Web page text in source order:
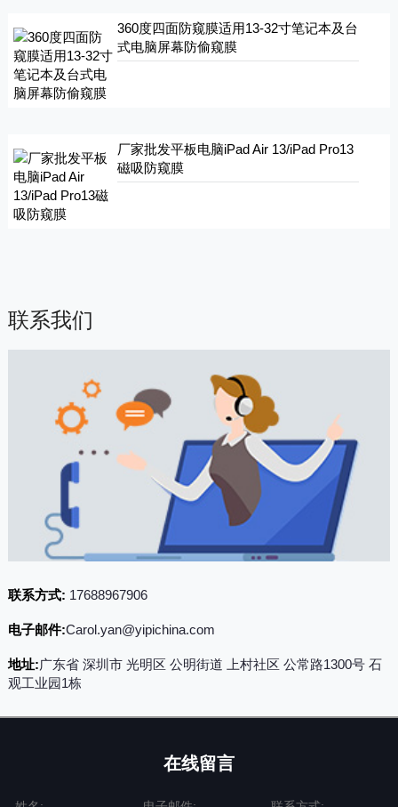
360度四面防窥膜适用13-32寸笔记本及台
式电脑屏幕防偷窥膜
厂家批发平板电脑iPad Air 13/iPad Pro13
磁吸防窥膜
联系我们
联系方式: 17688967906
电子邮件:Carol.yan@yipichina.com
地址:广东省 深圳市 光明区 公明街道 上村社区 公常路1300号 石
观工业园1栋
在线留言